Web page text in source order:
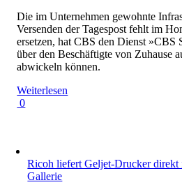
Die im Unternehmen gewohnte
Versenden der Tagespost fehlt im
ersetzen, hat CBS den Dienst »CBS
über den Beschäftigte von Zuhause
abwickeln können.
Weiterlesen
0
Ricoh liefert Geljet-Drucker
Gallerie